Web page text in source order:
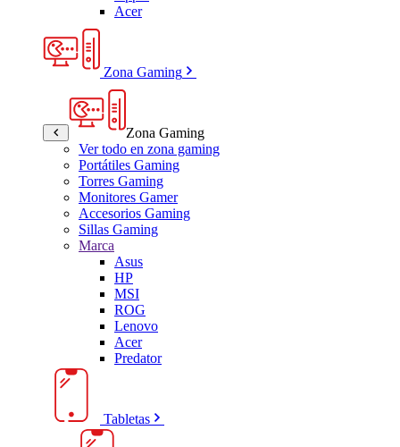
Acer
Zona Gaming
Zona Gaming
Ver todo en zona gaming
Portátiles Gaming
Torres Gaming
Monitores Gamer
Accesorios Gaming
Sillas Gaming
Marca
Asus
HP
MSI
ROG
Lenovo
Acer
Predator
Tabletas